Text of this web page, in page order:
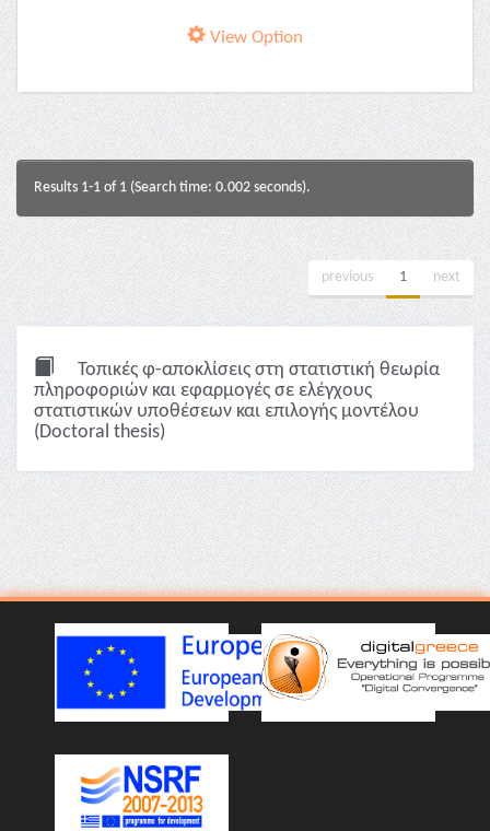
View Option
Results 1-1 of 1 (Search time: 0.002 seconds).
previous 1 next
Τοπικές φ-αποκλίσεις στη στατιστική θεωρία
πληροφοριών και εφαρμογές σε ελέγχους
στατιστικών υποθέσεων και επιλογής μοντέλου
(Doctoral thesis)